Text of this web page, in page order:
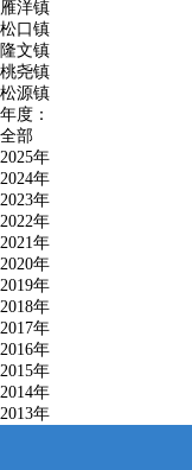
雁洋镇
松口镇
隆文镇
桃尧镇
松源镇
年度：
全部
2025年
2024年
2023年
2022年
2021年
2020年
2019年
2018年
2017年
2016年
2015年
2014年
2013年